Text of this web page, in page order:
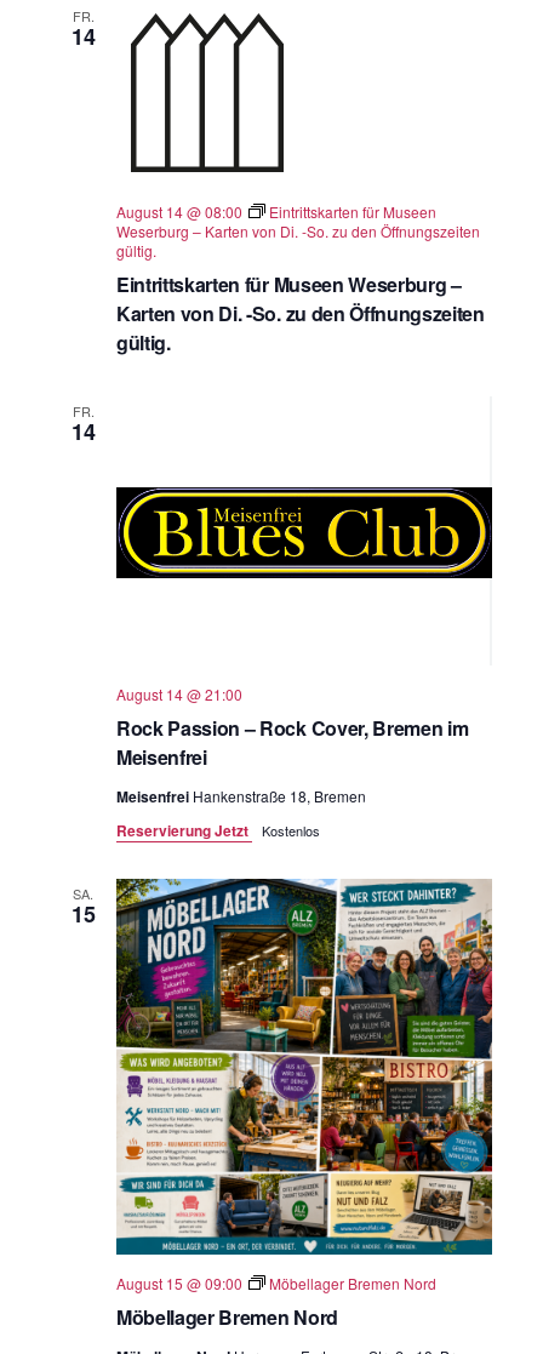
FR.
14
Eintrittskarten für Museen Weserburg –
Karten von Di. -So. zu den Öffnungszeiten
gültig.
August 14 @ 08:00
Eintrittskarten für Museen
Weserburg – Karten von Di. -So. zu den Öffnungszeiten
gültig.
FR.
14
Rock Passion – Rock Cover, Bremen im
Meisenfrei
August 14 @ 21:00
Meisenfrei Hankenstraße 18, Bremen
Reservierung Jetzt Kostenlos
SA.
15
Möbellager Bremen Nord
August 15 @ 09:00 Möbellager Bremen Nord